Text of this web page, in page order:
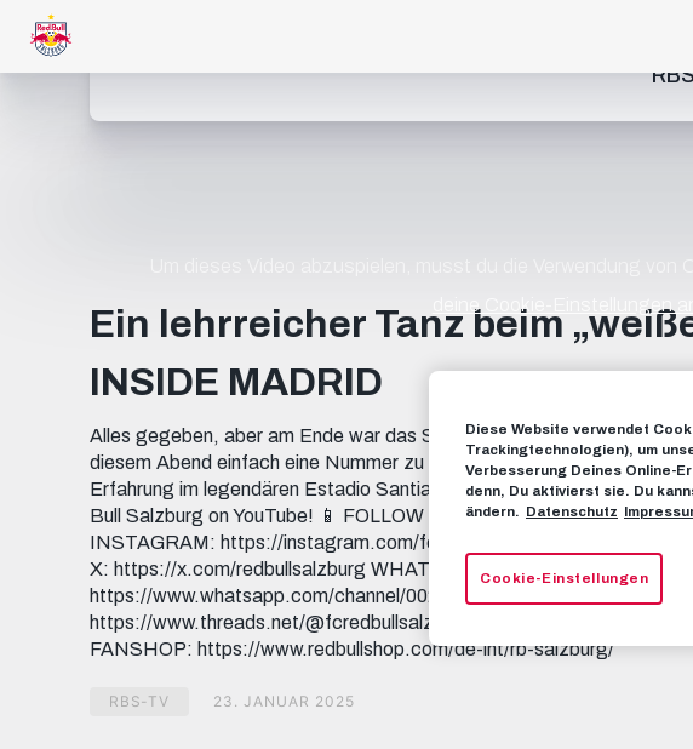
deine Cookie-Einstellungen an.
Ein lehrreicher Tanz beim
INSIDE MADRID
Alles gegeben, aber am Ende war das Starensemble von Real Madrid
diesem Abend einfach eine Nummer zu groß. 💥 Und doch blicken wir
Erfahrung im legendären Estadio Santiago Bernabéu. 🏟️
Bull Salzburg on YouTube! 📱 FOLLOW US FACEBOOK: https://
INSTAGRAM: https://instagram.com/fcredbullsalzburg TIKTOK:
X: https://x.com/redbullsalzburg WHATSAPP:
https://www.whatsapp.com/channel/0029Va9I5KHAu3aLxTURWj3A
https://www.threads.net/@fcredbullsalzburg 🎟️ GET YOUR TICKET:
FANSHOP: https://www.redbullshop.com/de-int/rb-salzburg/
RBS-TV 23. JANUAR 2025
Diese Website verwendet
Trackingtechnologien), um
Verbesserung Deines Online-
denn, Du aktivierst sie. Du
ändern. Datenschutz
Cookie-Einstellungen